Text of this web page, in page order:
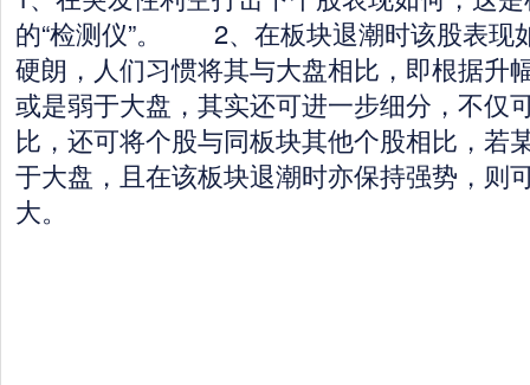
的“检测仪”。 2、在板块退潮时该股表现
硬朗，人们习惯将其与大盘相比，即根据升
或是弱于大盘，其实还可进一步细分，不仅
比，还可将个股与同板块其他个股相比，若
于大盘，且在该板块退潮时亦保持强势，则
大。